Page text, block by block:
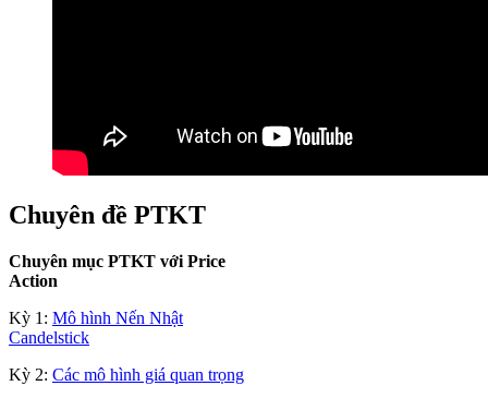
Chuyên đề PTKT
Chuyên mục PTKT với Price
Action
Kỳ 1: Mô hình Nến Nhật
Candelstick
Kỳ 2: Các mô hình giá quan trọng